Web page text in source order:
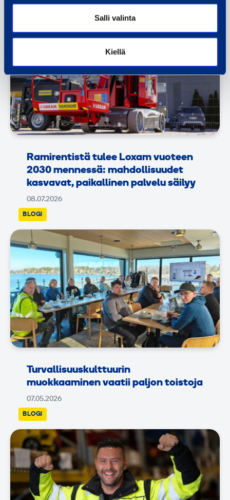
Salli valinta
Kiellä
Ramirentistä tulee Loxam vuoteen
2030 mennessä: mahdollisuudet
kasvavat, paikallinen palvelu säilyy
08.07.2026
BLOGI
Turvallisuuskulttuurin
muokkaaminen vaatii paljon toistoja
07.05.2026
BLOGI
BLOGI